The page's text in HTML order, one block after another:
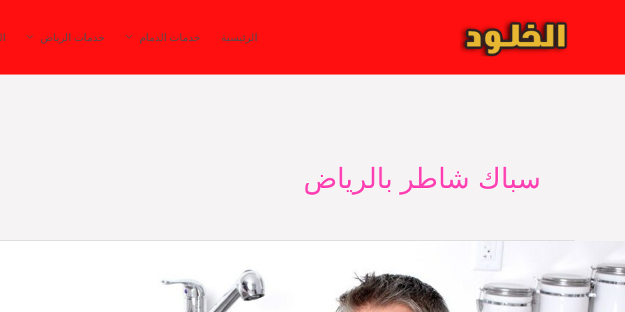
الرئيسية خدمات الدمام خدمات الرياض
سباك شاطر بالرياض